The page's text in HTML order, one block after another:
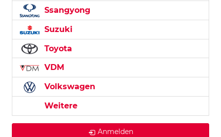
Ssangyong
Suzuki
Toyota
VDM
Volkswagen
Weitere
Anmelden